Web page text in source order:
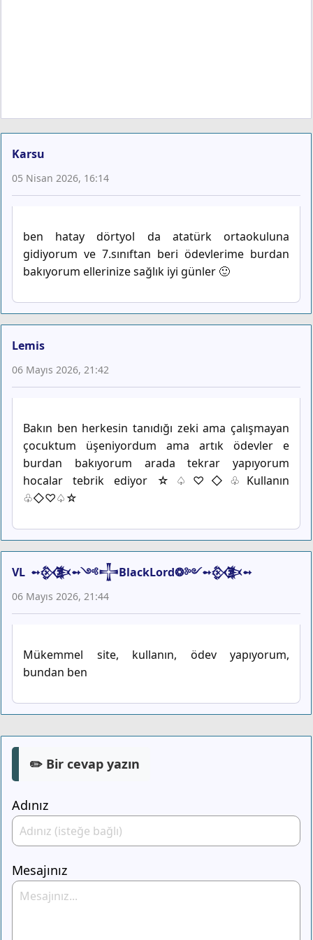
Karsu
05 Nisan 2026, 16:14
ben hatay dörtyol da atatürk ortaokuluna
gidiyorum ve 7.sınıftan beri ödevlerime burdan
bakıyorum ellerinize sağlık iyi günler 🙂
Lemis
06 Mayıs 2026, 21:42
Bakın ben herkesin tanıdığı zeki ama çalışmayan
çocuktum üşeniyordum ama artık ödevler e
burdan bakıyorum arada tekrar yapıyorum
hocalar tebrik ediyor ☆♤♡◇♧Kullanın
♧◇♡♤☆
VL ➻𒍜➻༺𒋲BlackLord❂༻➻𒍜➻
06 Mayıs 2026, 21:44
Mükemmel site, kullanın, ödev yapıyorum,
bundan ben
✏️ Bir cevap yazın
Adınız
Mesajınız